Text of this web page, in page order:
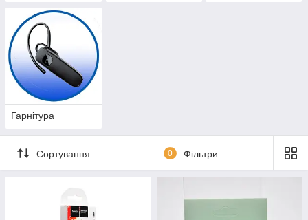
Гарнітура
Сортування 0 Фільтри